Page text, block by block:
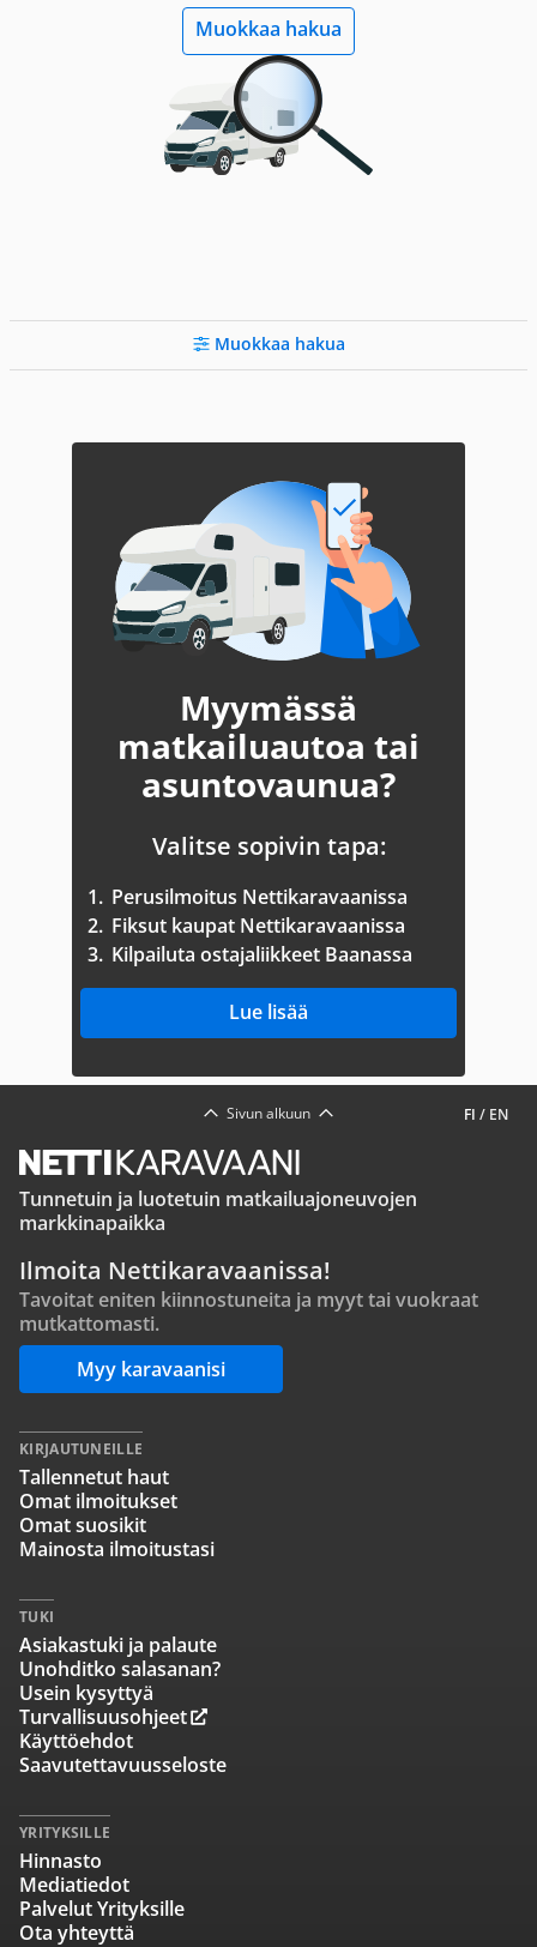
Muokkaa hakua
Muokkaa hakua
Myymässä
matkailuautoa tai
asuntovaunua?
Valitse sopivin tapa:
1. Perusilmoitus Nettikaravaanissa
2. Fiksut kaupat Nettikaravaanissa
3. Kilpailuta ostajaliikkeet Baanassa
Lue lisää
FI / EN
Sivun alkuun
Tunnetuin ja luotetuin matkailuajoneuvojen
markkinapaikka
Ilmoita Nettikaravaanissa!
Tavoitat eniten kiinnostuneita ja myyt tai vuokraat
mutkattomasti.
Myy karavaanisi
KIRJAUTUNEILLE
Tallennetut haut
Omat ilmoitukset
Omat suosikit
Mainosta ilmoitustasi
TUKI
Asiakastuki ja palaute
Unohditko salasanan?
Usein kysyttyä
Turvallisuusohjeet
Käyttöehdot
Saavutettavuusseloste
YRITYKSILLE
Hinnasto
Mediatiedot
Palvelut Yrityksille
Ota yhteyttä